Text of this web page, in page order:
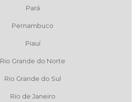
Pará
Pernambuco
Piauí
Rio Grande do Norte
Rio Grande do Sul
Rio de Janeiro